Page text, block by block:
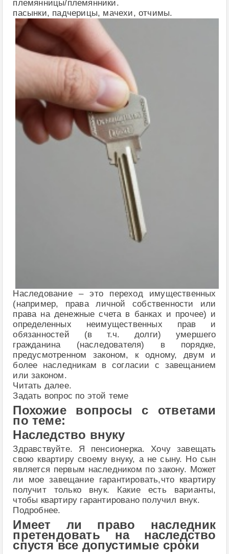
племянницы/племянники.
пасынки, падчерицы, мачехи, отчимы.
Наследование – это переход имущественных
(например, права личной собственности или
права на денежные счета в банках и прочее) и
определенных неимущественных прав и
обязанностей (в т.ч. долги) умершего
гражданина (наследователя) в порядке,
предусмотренном законом, к одному, двум и
более наследникам в согласии с завещанием
или законом.
Читать далее.
Задать вопрос по этой теме
Похожие вопросы с ответами
по теме:
Наследство внуку
Здравствуйте. Я пенсионерка. Хочу завещать
свою квартиру своему внуку, а не сыну. Но сын
является первым наследником по закону. Может
ли мое завещание гарантировать,что квартиру
получит только внук. Какие есть варианты,
чтобы квартиру гарантировано получил внук.
Подробнее.
Имеет ли право наследник
претендовать на наследство
спустя все допустимые сроки